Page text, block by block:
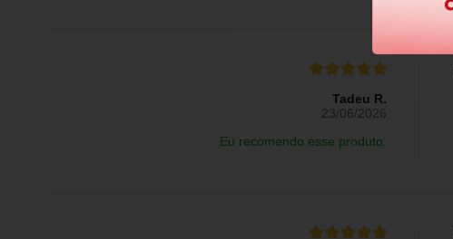
Tadeu R.
23/06/2026
Eu recomendo esse produto.